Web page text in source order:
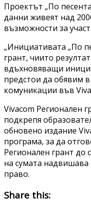
Проектът „По
данни живеят над
възможности за
„Инициативата „По
грант, чиито
вдъхновяващи
предстои да обявим
комуникации във
Vivacom Регионален
подкрепя
обновено издание
програма, за да
Регионален грант до
на сумата надвишава
право.
Share this: